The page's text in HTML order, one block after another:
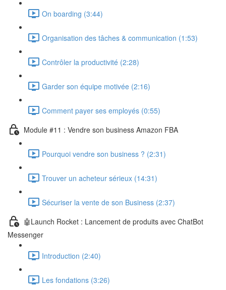
On boarding (3:44)
Organisation des tâches & communication (1:53)
Contrôler la productivité (2:28)
Garder son équipe motivée (2:16)
Comment payer ses employés (0:55)
Module #11 : Vendre son business Amazon FBA
Pourquoi vendre son business ? (2:31)
Trouver un acheteur sérieux (14:31)
Sécuriser la vente de son Business (2:37)
🤖Launch Rocket : Lancement de produits avec ChatBot
Messenger
Introduction (2:40)
Les fondations (3:26)